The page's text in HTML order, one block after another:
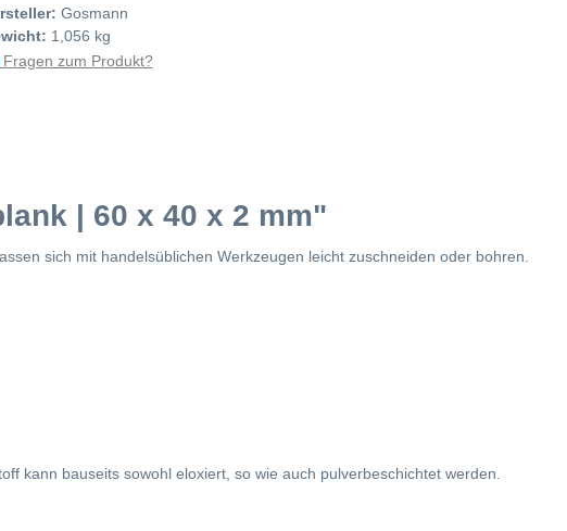
Gosmann
1,056 kg
zum Produkt?
| 60 x 40 x 2 mm"
sich mit handelsüblichen Werkzeugen leicht zuschneiden oder bohren.
kann bauseits sowohl eloxiert, so wie auch pulverbeschichtet werden.